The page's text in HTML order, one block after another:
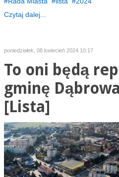
Czytaj dalej...
poniedziałek, 08 kwiecień 2024 10:17
To oni będą
gminę
[Lista]